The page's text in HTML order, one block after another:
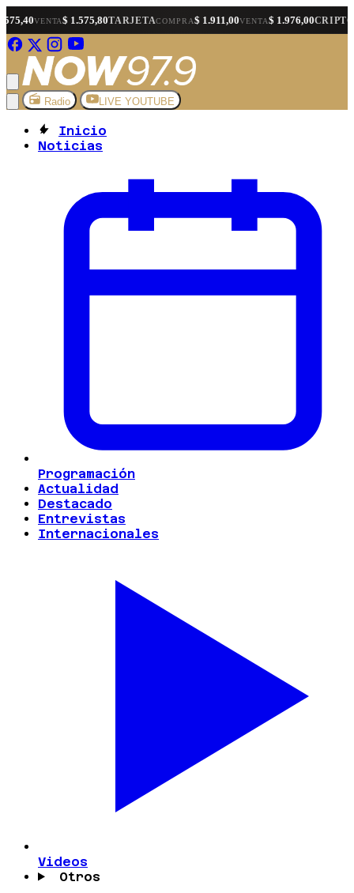
$ 1.575,80TARJETACOMPRA$ 1.911,00VENTA$ 1.976,00CRIPTOCOMPRA$
Radio LIVE YOUTUBE
Inicio
Noticias
Programación
Actualidad
Destacado
Entrevistas
Internacionales
Videos
Otros